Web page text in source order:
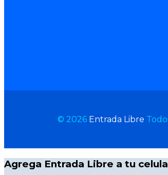
© 2026 Entrada Libre
Agrega Entrada Libre a tu